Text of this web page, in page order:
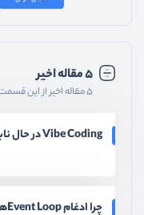
۵ مقاله اخیر
۵ مقاله اخیر از این قسمت برای شما در دسترس است
Vibe Coding در حال نابود کردن پروژه‌های متن‌باز است
چرا ادغام Event Loopها کار ساده‌ای نیست؟